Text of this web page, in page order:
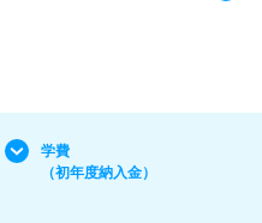
学費
（初年度納入金）